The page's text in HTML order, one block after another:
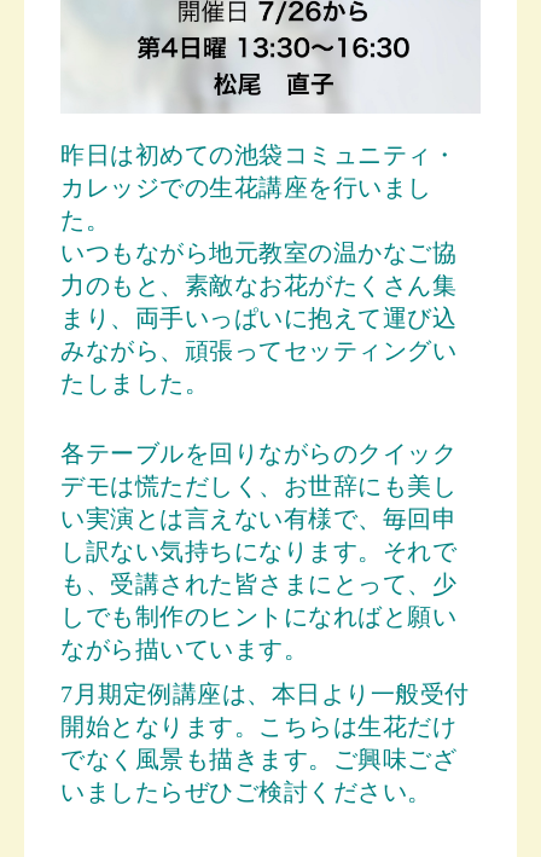
昨日は初めての池袋コミュニティ・
カレッジでの生花講座を行いまし
た。
いつもながら地元教室の温かなご協
力のもと、素敵なお花がたくさん集
まり、両手いっぱいに抱えて運び込
みながら、頑張ってセッティングい
たしました。
各テーブルを回りながらのクイック
デモは慌ただしく、お世辞にも美し
い実演とは言えない有様で、毎回申
し訳ない気持ちになります。 それで
も、受講された皆さまにとって、少
しでも制作のヒントになればと願い
ながら描いています。
7月期定例講座は、本日より一般受付
開始となります。 こちらは生花だけ
でなく風景も描きます。
ご興味ござ
いましたらぜひご検討ください。